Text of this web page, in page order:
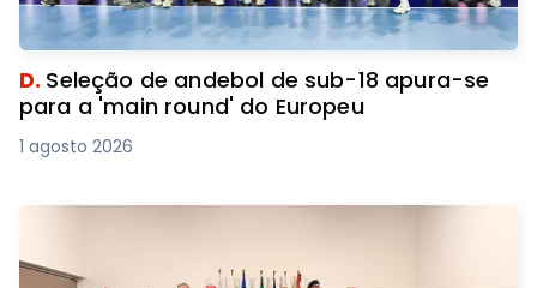
D. Seleção de andebol de sub-18 apura-se
para a 'main round' do Europeu
1 agosto 2026